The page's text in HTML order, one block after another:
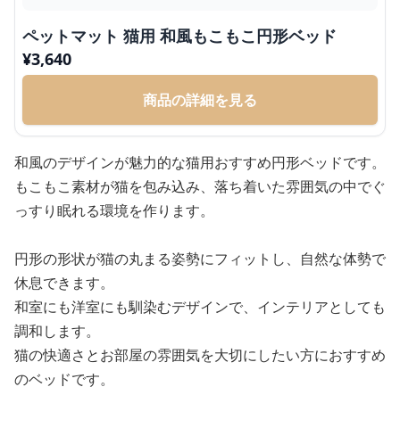
ペットマット 猫用 和風もこもこ円形ベッド
¥3,640
商品の詳細を見る
和風のデザインが魅力的な猫用おすすめ円形ベッドです。
もこもこ素材が猫を包み込み、落ち着いた雰囲気の中でぐ
っすり眠れる環境を作ります。
円形の形状が猫の丸まる姿勢にフィットし、自然な体勢で
休息できます。
和室にも洋室にも馴染むデザインで、インテリアとしても
調和します。
猫の快適さとお部屋の雰囲気を大切にしたい方におすすめ
のベッドです。